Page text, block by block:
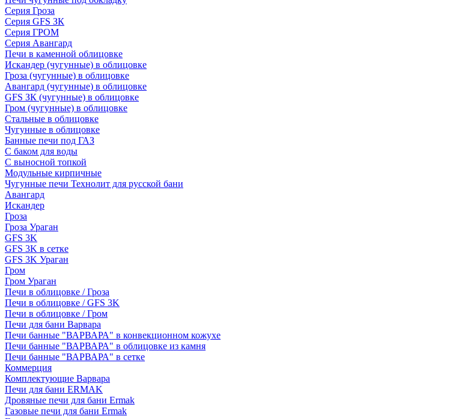
Серия Гроза
Серия GFS ЗК
Серия ГРОМ
Серия Авангард
Печи в каменной облицовке
Искандер (чугунные) в облицовке
Гроза (чугунные) в облицовке
Авангард (чугунные) в облицовке
GFS ЗК (чугунные) в облицовке
Гром (чугунные) в облицовке
Стальные в облицовке
Чугунные в облицовке
Банные печи под ГАЗ
С баком для воды
С выносной топкой
Модульные кирпичные
Чугунные печи Технолит для русской бани
Авангард
Искандер
Гроза
Гроза Ураган
GFS 3K
GFS 3K в сетке
GFS 3K Ураган
Гром
Гром Ураган
Печи в облицовке / Гроза
Печи в облицовке / GFS 3K
Печи в облицовке / Гром
Печи для бани Варвара
Печи банные "ВАРВАРА" в конвекционном кожухе
Печи банные "ВАРВАРА" в облицовке из камня
Печи банные "ВАРВАРА" в сетке
Коммерция
Комплектующие Варвара
Печи для бани ERMAK
Дровяные печи для бани Ermak
Газовые печи для бани Ermak